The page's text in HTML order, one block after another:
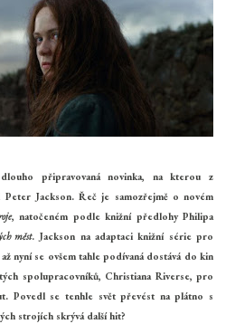
připravovaná novinka, na kterou z
Jackson. Řeč je samozřejmě o novém
, natočeném podle knižní předlohy Philipa
měst. Jackson na adaptaci knižní série pro
nyní se ovšem tahle podívaná dostává do kin
spolupracovníků, Christiana Riverse, pro
Povedl se tenhle svět převést na plátno s
strojích skrývá další hit?